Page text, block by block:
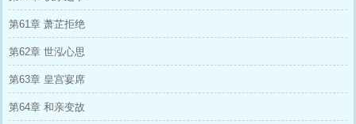
第61章 萧芷拒绝
第62章 世泓心思
第63章 皇宫宴席
第64章 和亲变故